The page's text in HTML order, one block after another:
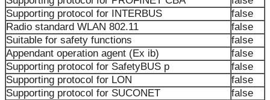
Supporting protocol for INTERBUS
false
Radio standard WLAN 802.11
false
Suitable for safety functions
false
Appendant operation agent (Ex ib)
false
Supporting protocol for SafetyBUS p
false
Supporting protocol for LON
false
Supporting protocol for SUCONET
false